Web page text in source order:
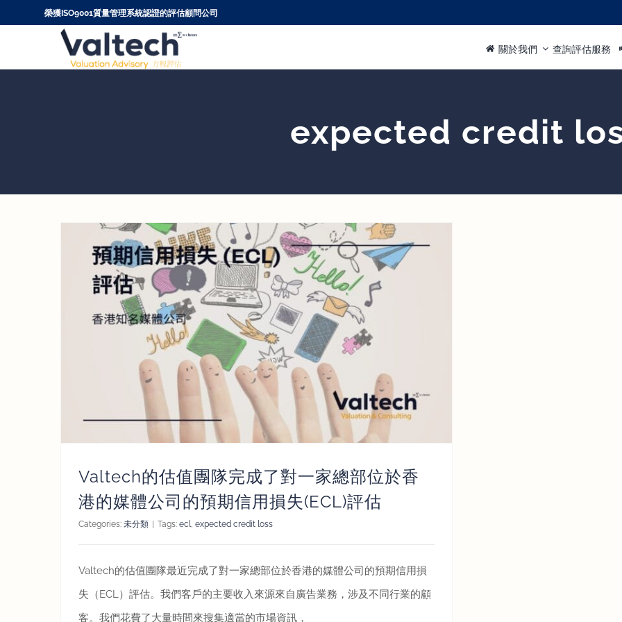
榮獲ISO9001質量管理系統認證的評估顧問公司
關於我們 查詢評估服務
expected credit
Valtech的估值團隊完成了對一家總部位於香
港的媒體公司的預期信用損失(ECL)評估
Categories: 未分類 Tags: ecl, expected credit loss
Valtech的估值團隊最近完成了對一家總部位於香港的媒體公司的預期信用損
失（ECL）評估。我們客戶的主要收入來源來自廣告業務，涉及不同行業的顧
客。我們花費了大量時間來搜集適當的市場資訊，